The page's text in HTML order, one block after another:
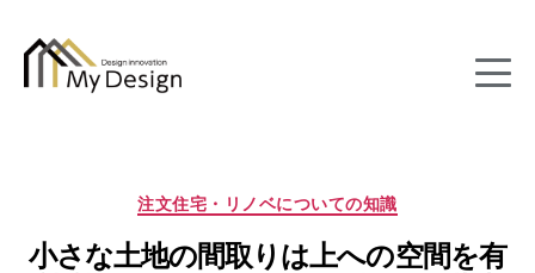
カ
ゴ
注文住宅・リノベについての知識
小さな土地の間取りは上への空間を有